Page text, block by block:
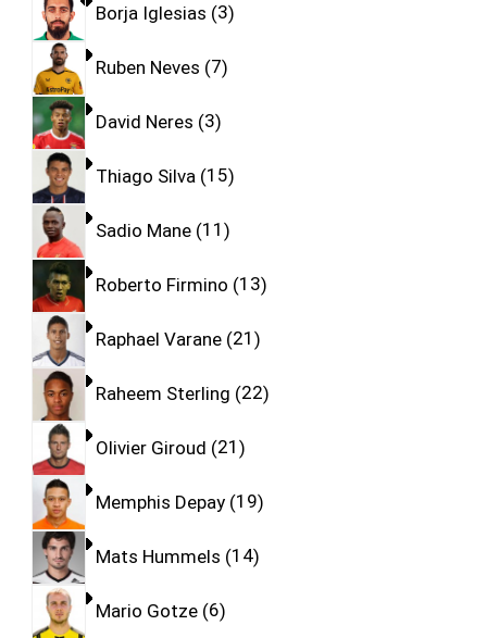
Borja Iglesias 3
Ruben Neves 7
David Neres 3
Thiago Silva 15
Sadio Mane 11
Roberto Firmino 13
Raphael Varane 21
Raheem Sterling 22
Olivier Giroud 21
Memphis Depay 19
Mats Hummels 14
Mario Gotze 6